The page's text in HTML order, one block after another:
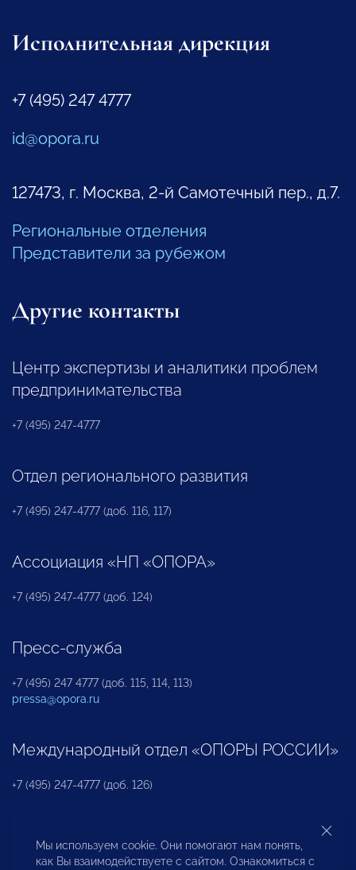
Исполнительная дирекция
+7 (495) 247 4777
id@opora.ru
127473, г. Москва, 2-й Самотечный пер., д.7.
Региональные отделения
Представители за рубежом
Другие контакты
Центр экспертизы и аналитики проблем
предпринимательства
+7 (495) 247-4777
Отдел регионального развития
+7 (495) 247-4777 (доб. 116, 117)
Ассоциация «НП «ОПОРА»
+7 (495) 247-4777 (доб. 124)
Пресс-служба
+7 (495) 247 4777 (доб. 115, 114, 113)
pressa@opora.ru
Международный отдел «ОПОРЫ РОССИИ»
+7 (495) 247-4777 (доб. 126)
Бюро по защите прав предпринимателей и
инвесторов
Мы используем cookie. Они помогают нам понять,
как Вы взаимодействуете с сайтом. Ознакомиться с